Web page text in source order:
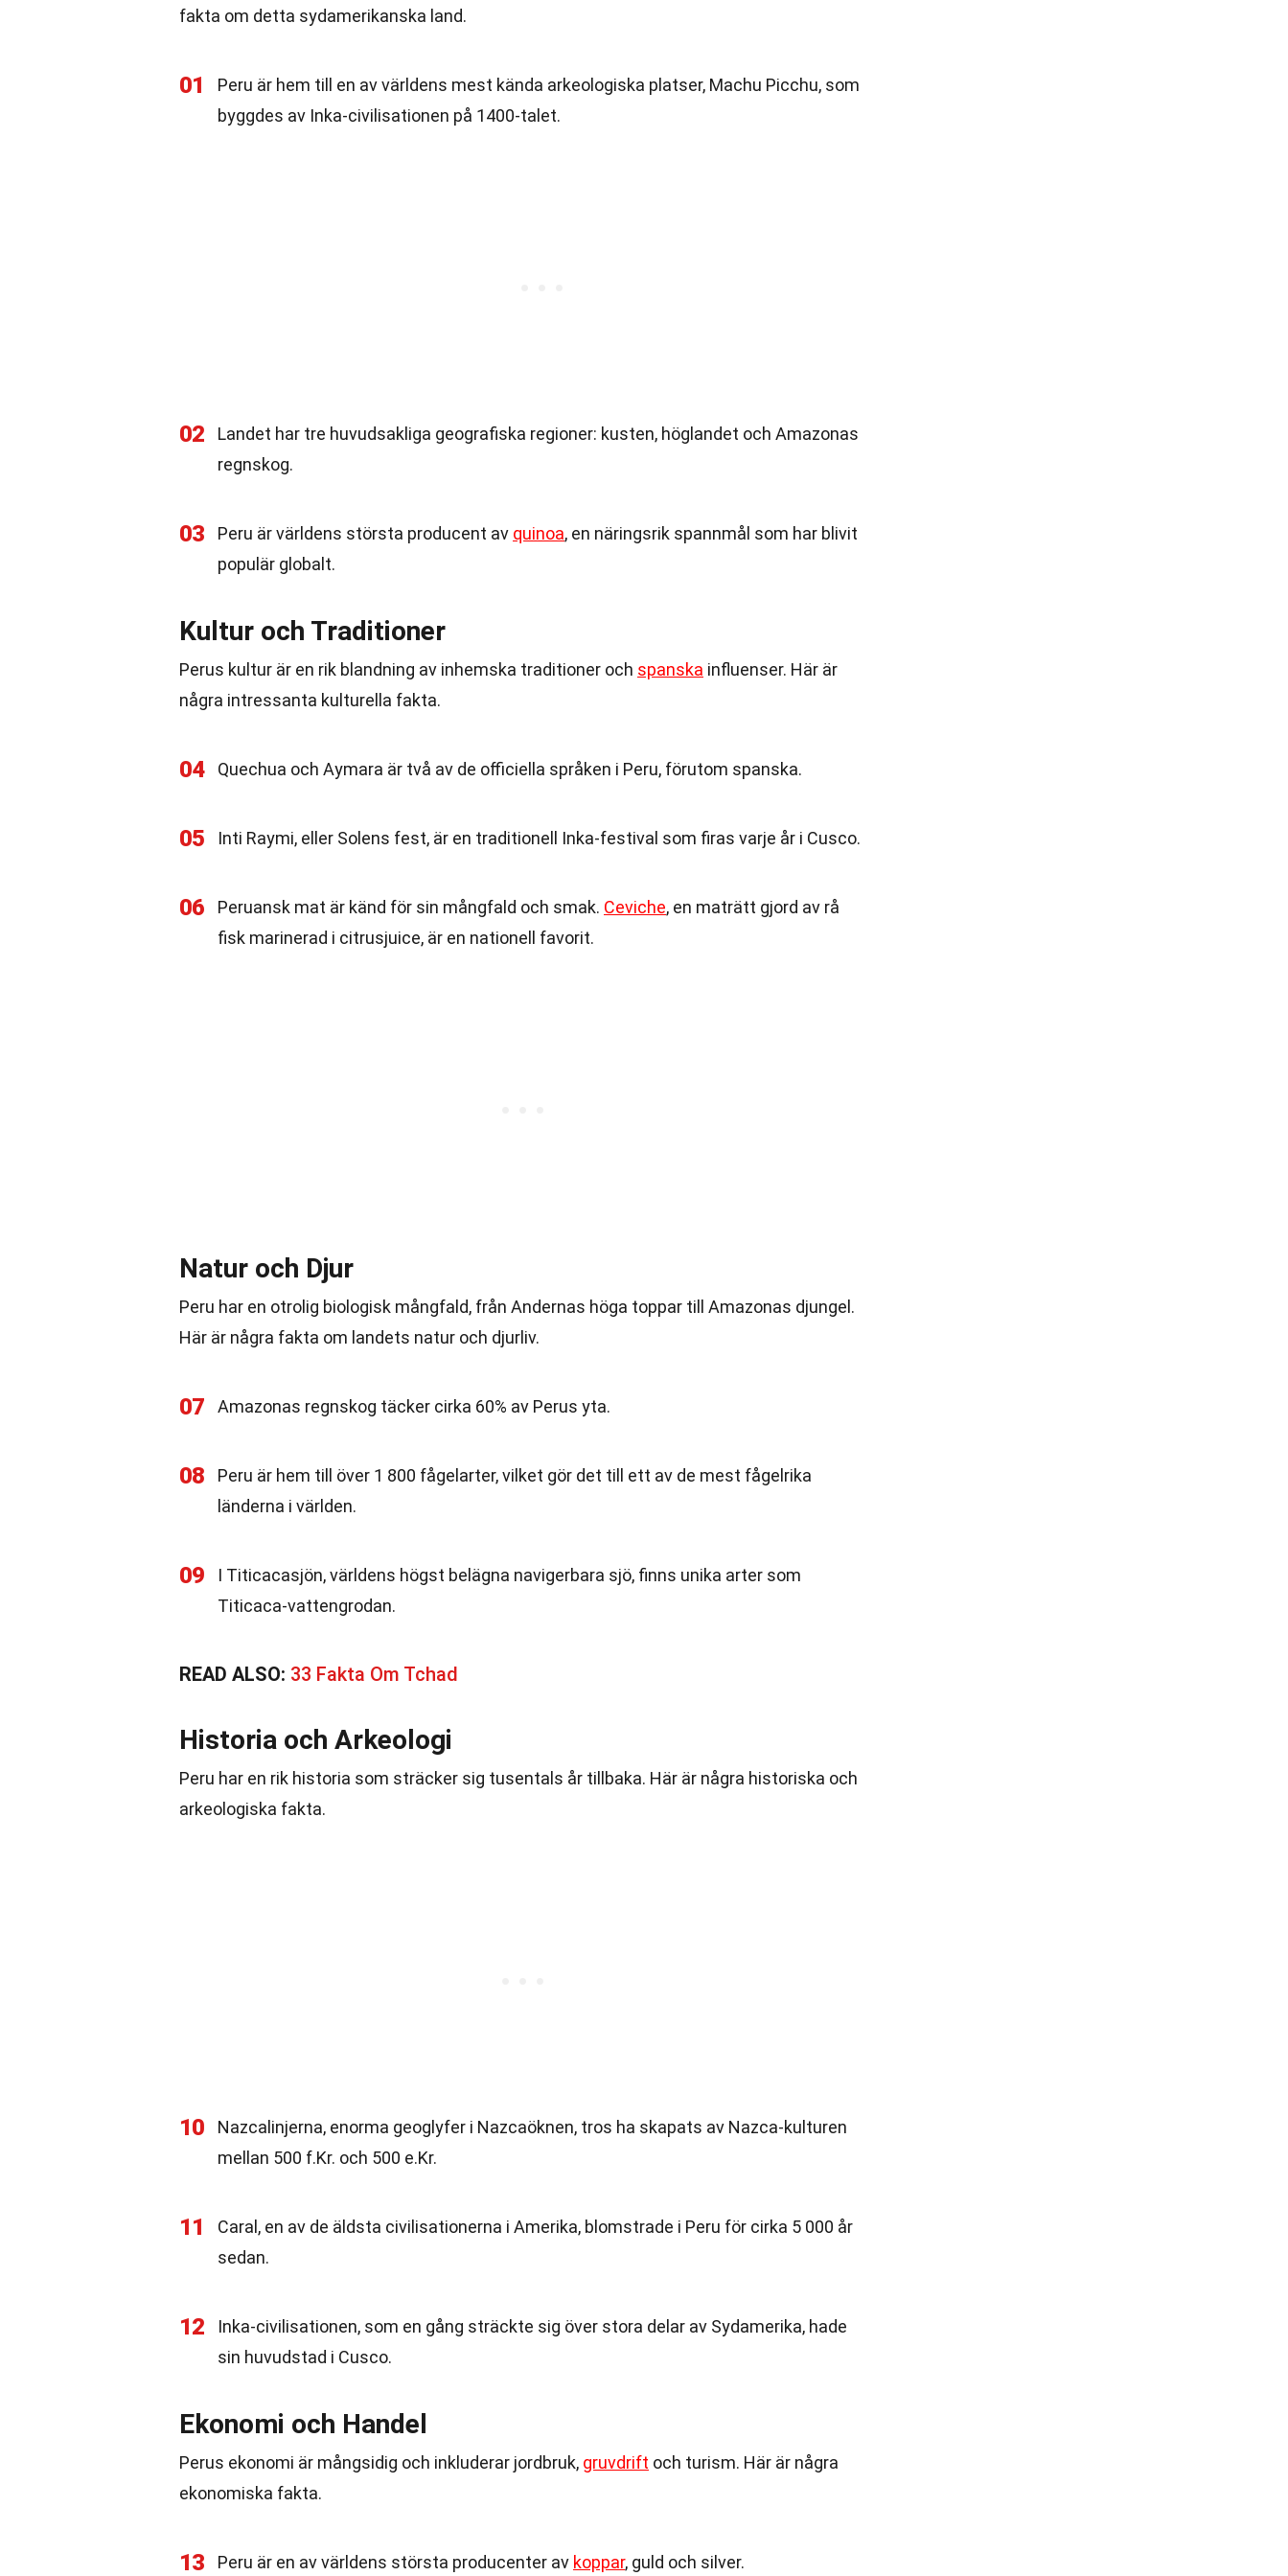
fakta om detta sydamerikanska land.
01
Peru är hem till en av världens mest kända arkeologiska platser, Machu Picchu, som
byggdes av Inka-civilisationen på 1400-talet.
02
Landet har tre huvudsakliga geografiska regioner: kusten, höglandet och Amazonas
regnskog.
03 Peru är världens största producent av quinoa, en näringsrik spannmål som har blivit
populär globalt.
Kultur och Traditioner
Perus kultur är en rik blandning av inhemska traditioner och spanska influenser. Här är
några intressanta kulturella fakta.
04 Quechua och Aymara är två av de officiella språken i Peru, förutom spanska.
05 Inti Raymi, eller Solens fest, är en traditionell Inka-festival som firas varje år i Cusco.
06 Peruansk mat är känd för sin mångfald och smak. Ceviche, en maträtt gjord av rå
fisk marinerad i citrusjuice, är en nationell favorit.
Natur och Djur
Peru har en otrolig biologisk mångfald, från Andernas höga toppar till Amazonas djungel.
Här är några fakta om landets natur och djurliv.
07 Amazonas regnskog täcker cirka 60% av Perus yta.
08
Peru är hem till över 1 800 fågelarter, vilket gör det till ett av de mest fågelrika
länderna i världen.
09
I Titicacasjön, världens högst belägna navigerbara sjö, finns unika arter som
Titicaca-vattengrodan.
READ ALSO: 33 Fakta Om Tchad
Historia och Arkeologi
Peru har en rik historia som sträcker sig tusentals år tillbaka. Här är några historiska och
arkeologiska fakta.
10
Nazcalinjerna, enorma geoglyfer i Nazcaöknen, tros ha skapats av Nazca-kulturen
mellan 500 f.Kr. och 500 e.Kr.
11
Caral, en av de äldsta civilisationerna i Amerika, blomstrade i Peru för cirka 5 000 år
sedan.
12
Inka-civilisationen, som en gång sträckte sig över stora delar av Sydamerika, hade
sin huvudstad i Cusco.
Ekonomi och Handel
Perus ekonomi är mångsidig och inkluderar jordbruk, gruvdrift och turism. Här är några
ekonomiska fakta.
13 Peru är en av världens största producenter av koppar, guld och silver.